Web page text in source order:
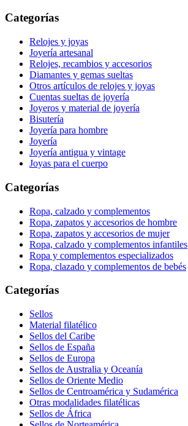
Categorías
Relojes y joyas
Joyería artesanal
Relojes, recambios y accesorios
Diamantes y gemas sueltas
Otros artículos de relojes y joyas
Cuentas sueltas de joyería
Joyeros y material de joyería
Bisutería
Joyería para hombre
Joyería
Joyería antigua y vintage
Joyas para el cuerpo
Categorías
Ropa, calzado y complementos
Ropa, zapatos y accesorios de hombre
Ropa, zapatos y accesorios de mujer
Ropa, calzado y complementos infantiles
Ropa y complementos especializados
Ropa, clazado y complementos de bebés
Categorías
Sellos
Material filatélico
Sellos del Caribe
Sellos de España
Sellos de Europa
Sellos de Australia y Oceanía
Sellos de Oriente Medio
Sellos de Centroamérica y Sudamérica
Otras modalidades filatélicas
Sellos de África